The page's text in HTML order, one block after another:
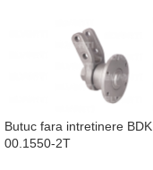
Butuc fara intretinere BDK
00.1550-2T